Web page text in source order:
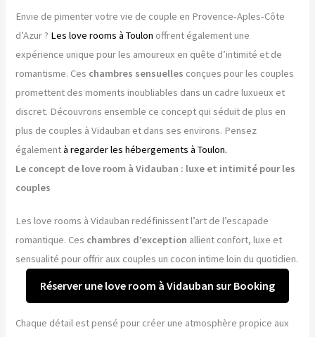
Envie de pimenter votre vie de couple en Provence-Aples-Côte
d’Azur ? Les love rooms à Toulon offrent également une
expérience unique pour les amoureux en quête d’intimité et de
romantisme. Ces chambres sensuelles conçues pour les couples
promettent des moments inoubliables dans un cadre luxueux et
discret. Découvrons ensemble ce concept qui séduit de plus en
plus de couples à Vidauban et dans ses environs. Pensez
égalementà regarder les hébergements à Toulon.
Le concept de love room à Vidauban : luxe et intimité pour les
couples
Les love rooms à Vidauban redéfinissent l’art de l’escapade
romantique. Ces chambres d’exception allient confort, luxe et
sensualité pour offrir aux couples un cocon intime loin du quotidien.
Réserver une love room à Vidauban sur Booking
Chaque détail est pensé pour créer une atmosphère propice aux